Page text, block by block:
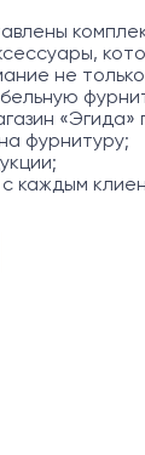
не
«Эгида»
фурнитуру;
каждым